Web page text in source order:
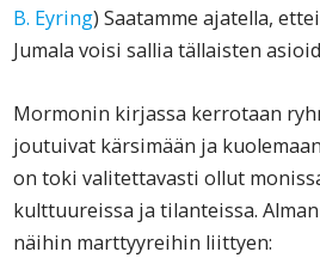
B. Eyring) Saatamme ajatella,
Jumala voisi sallia tällaisten
Mormonin kirjassa kerrotaan
joutuivat kärsimään ja
on toki valitettavasti ollut
kulttuureissa ja tilanteissa.
näihin marttyyreihin liittyen: